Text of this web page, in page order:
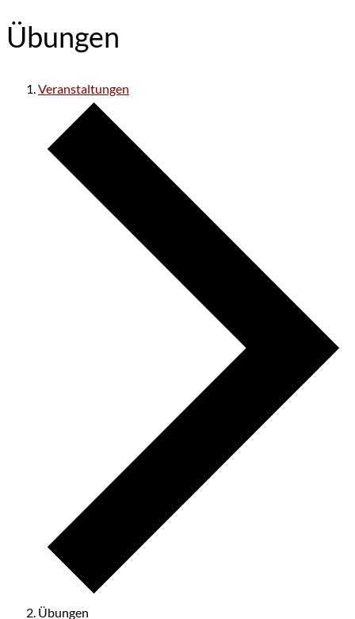
Übungen
Veranstaltungen
Übungen